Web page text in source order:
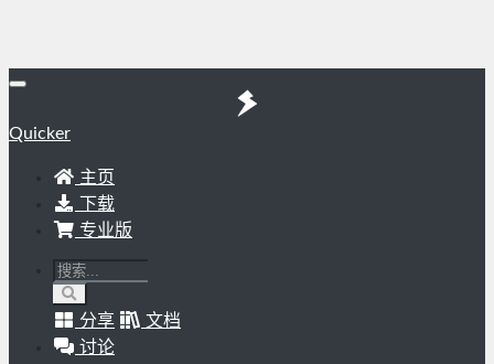
Quicker
主页
下载
专业版
分享
文档
讨论